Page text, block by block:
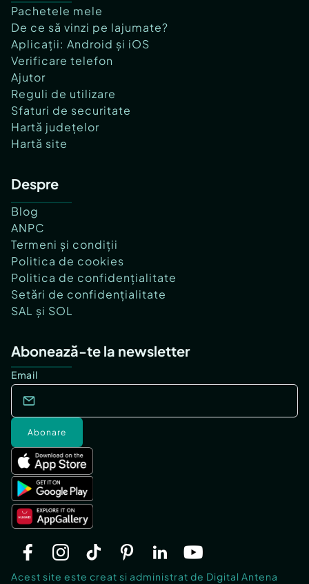
Pachetele mele
De ce să vinzi pe lajumate?
Aplicații: Android și iOS
Verificare telefon
Ajutor
Reguli de utilizare
Sfaturi de securitate
Hartă județelor
Hartă site
Despre
Blog
ANPC
Termeni și condiții
Politica de cookies
Politica de confidențialitate
Setări de confidențialitate
SAL și SOL
Abonează-te la newsletter
Email
Abonare
Acest site este creat si administrat de Digital Antena